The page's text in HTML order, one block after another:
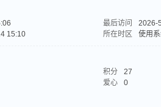
最后访问
2026-
15:10 所在时区 使用
积分
27
爱心
0